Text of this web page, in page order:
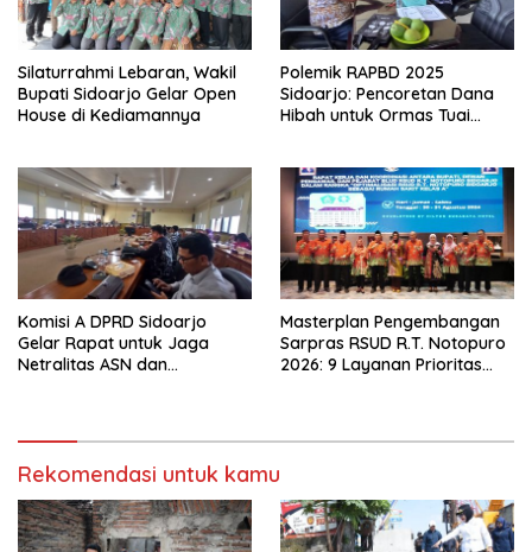
Silaturrahmi Lebaran, Wakil
Bupati Sidoarjo Gelar Open
House di Kediamannya
Polemik RAPBD 2025
Sidoarjo: Pencoretan Dana
Hibah untuk Ormas Tuai
Komisi A DPRD Sidoarjo
Gelar Rapat untuk Jaga
Netralitas ASN dan
Masterplan Pengembangan
Sarpras RSUD R.T. Notopuro
2026: 9 Layanan Prioritas
Rekomendasi untuk kamu